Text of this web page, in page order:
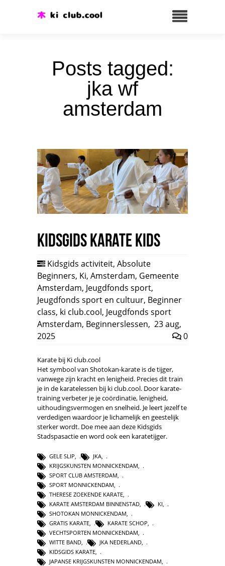
Posts tagged:
jka wf
amsterdam
Kidsgids Karate Kids
Kidsgids activiteit, Absolute
Beginners, Ki, Amsterdam, Gemeente
Amsterdam, Jeugdfonds sport,
Jeugdfonds sport en cultuur, Beginner
class, ki club.cool, Jeugdfonds sport
Amsterdam, Beginnerslessen, 23 aug,
2025
0
Karate bij Ki club.cool
Het symbool van Shotokan-karate is de tijger,
vanwege zijn kracht en lenigheid. Precies dit train
je in de karatelessen bij ki club.cool. Door karate-
training verbeter je je coördinatie, lenigheid,
uithoudingsvermogen en snelheid. Je leert jezelf te
verdedigen waardoor je lichamelijk en geestelijk
sterker wordt. Doe mee aan deze Kidsgids
Stadspasactie en word ook een karatetijger.
GELE SLIP JKA
KRIJGSKUNSTEN MONNICKENDAM
SPORT CLUB AMSTERDAM
SPORT MONNICKENDAM
THERESE ZOEKENDE KARATE
KARATE AMSTERDAM BINNENSTAD
KI
SHOTOKAN MONNICKENDAM
GRATIS KARATE, KARATE SCHOP,
VECHTSPORTEN MONNICKENDAM,
WITTE BAND, JKA NEDERLAND,
KIDSGIDS KARATE,
JAPANSE KRIJGSKUNSTEN MONNICKENDAM,